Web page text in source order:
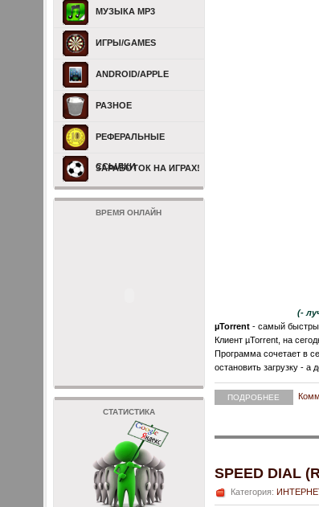
МУЗЫКА MP3
ИГРЫ/GAMES
ANDROID/APPLE
РАЗНОЕ
РЕФЕРАЛЬНЫЕ
ССЫЛКИ
ЗАРАБОТОК НА ИГРАХ!
ВРЕМЯ ОНЛАЙН
СТАТИСТИКА
(-
µTorrent- самый
Клиент µTorrent, на
Программа сочетает в
остановить загрузку - а
ПОДРОБНЕЕ
SPEED DIAL
Категория: